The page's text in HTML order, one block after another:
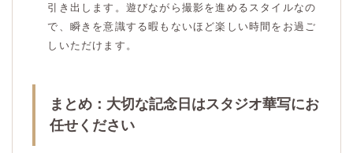
引き出します。遊びながら撮影を進めるスタイルなの
で、瞬きを意識する暇もないほど楽しい時間をお過ご
しいただけます。
まとめ：大切な記念日はスタジオ華写にお
任せください